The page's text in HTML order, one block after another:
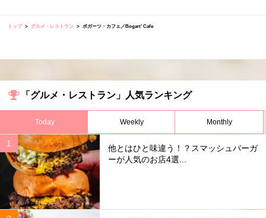
トップ グルメ・レストラン ボガーツ・カフェ／Bogart' Cafe
「グルメ・レストラン」人気ランキング
Today Weekly Monthly
他とはひと味違う！？スマッシュバーガ
ーが人気のお店4選...